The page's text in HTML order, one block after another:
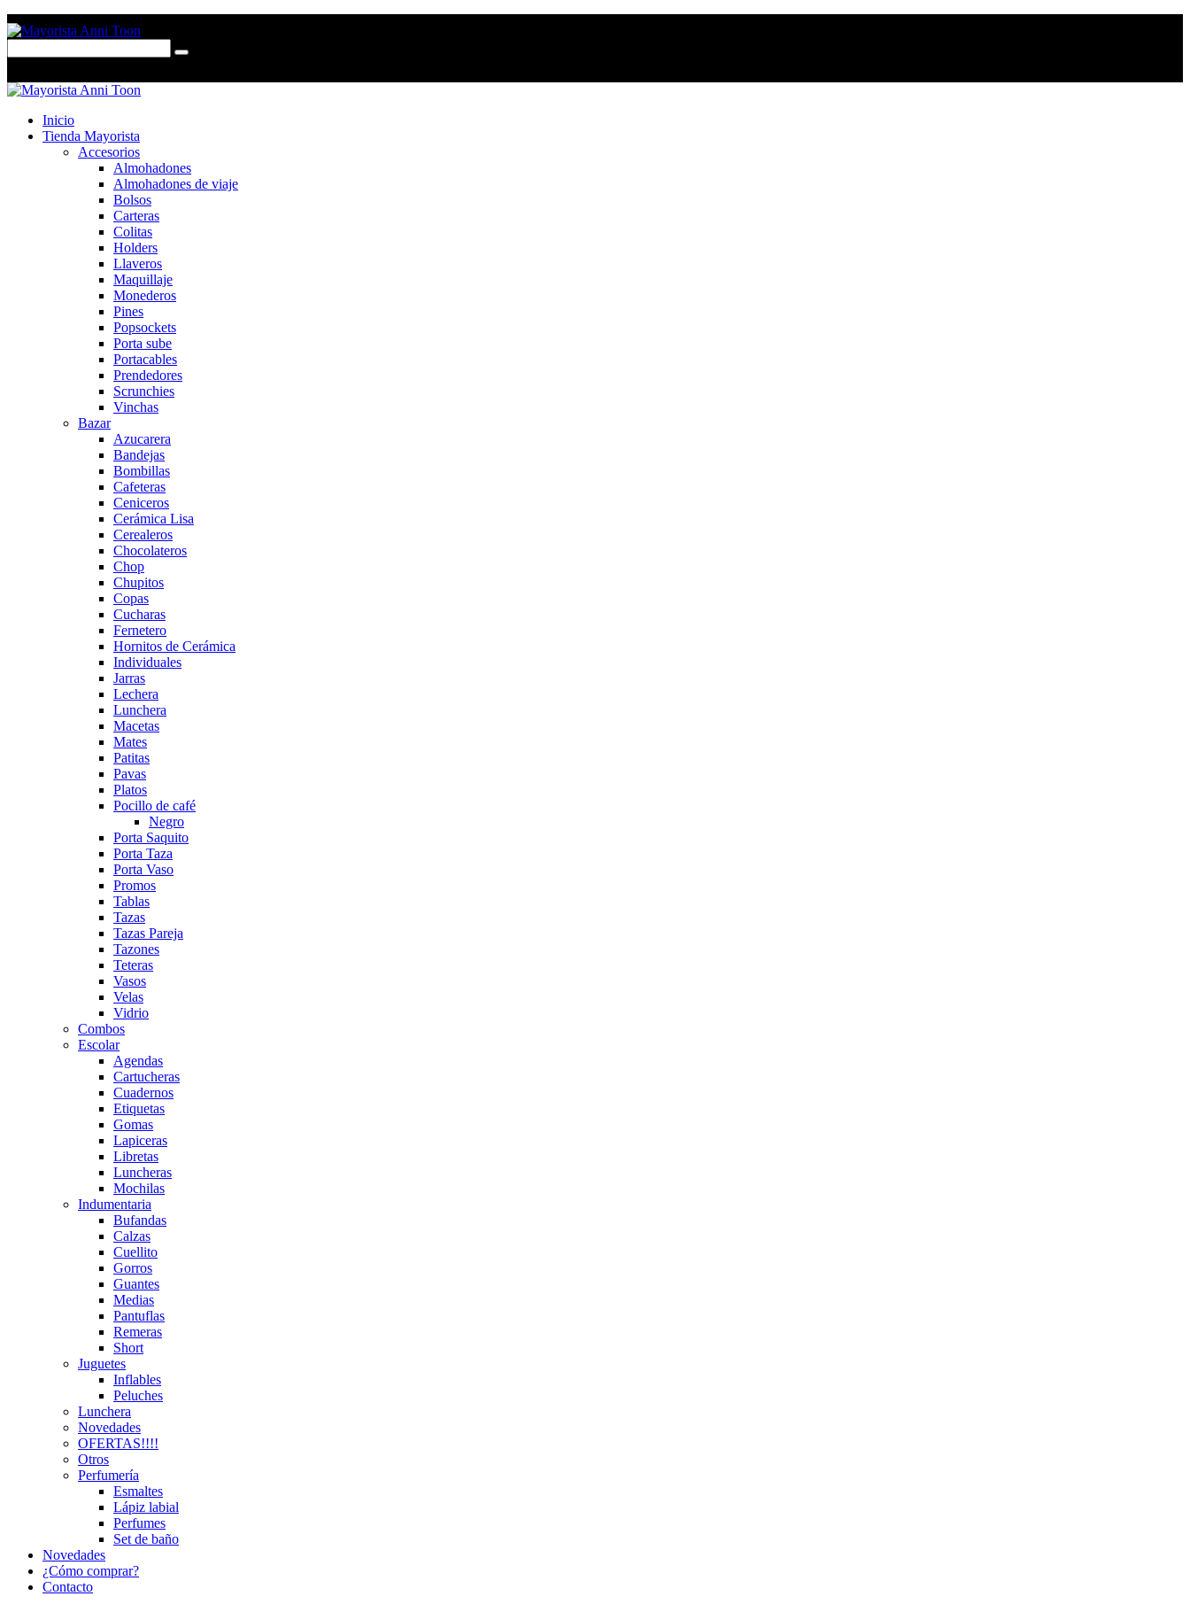
Inicio
Tienda Mayorista
Accesorios
Almohadones
Almohadones de viaje
Bolsos
Carteras
Colitas
Holders
Llaveros
Maquillaje
Monederos
Pines
Popsockets
Porta sube
Portacables
Prendedores
Scrunchies
Vinchas
Bazar
Azucarera
Bandejas
Bombillas
Cafeteras
Ceniceros
Cerámica Lisa
Cerealeros
Chocolateros
Chop
Chupitos
Copas
Cucharas
Fernetero
Hornitos de Cerámica
Individuales
Jarras
Lechera
Lunchera
Macetas
Mates
Patitas
Pavas
Platos
Pocillo de café
Negro
Porta Saquito
Porta Taza
Porta Vaso
Promos
Tablas
Tazas
Tazas Pareja
Tazones
Teteras
Vasos
Velas
Vidrio
Combos
Escolar
Agendas
Cartucheras
Cuadernos
Etiquetas
Gomas
Lapiceras
Libretas
Luncheras
Mochilas
Indumentaria
Bufandas
Calzas
Cuellito
Gorros
Guantes
Medias
Pantuflas
Remeras
Short
Juguetes
Inflables
Peluches
Lunchera
Novedades
OFERTAS!!!!
Otros
Perfumería
Esmaltes
Lápiz labial
Perfumes
Set de baño
Novedades
¿Cómo comprar?
Contacto